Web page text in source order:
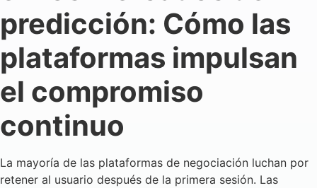
predicción: Cómo las
plataformas impulsan
el compromiso
continuo
La mayoría de las plataformas de negociación luchan por
retener al usuario después de la primera sesión. Las